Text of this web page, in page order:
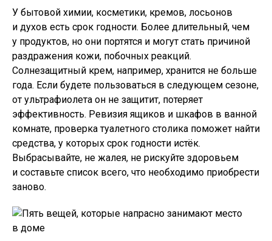
У бытовой химии, косметики, кремов, лосьонов
и духов есть срок годности. Более длительный, чем
у продуктов, но они портятся и могут стать причиной
раздражения кожи, побочных реакций.
Солнезащитный крем, например, хранится не больше
года. Если будете пользоваться в следующем сезоне,
от ультрафиолета он не защитит, потеряет
эффективность. Ревизия ящиков и шкафов в ванной
комнате, проверка туалетного столика поможет найти
средства, у которых срок годности истёк.
Выбрасывайте, не жалея, не рискуйте здоровьем
и составьте список всего, что необходимо приобрести
заново.